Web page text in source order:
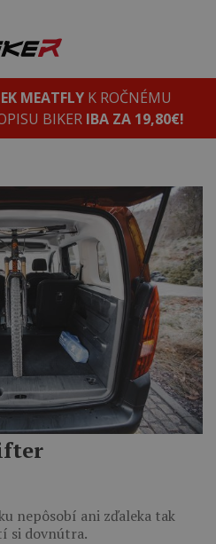
MEATFLYK ROČNÉMU
BIKER IBA ZA 19,80€!
nepôsobí ani zďaleka tak
si dovnútra.